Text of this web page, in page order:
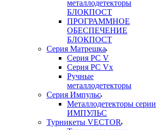
металлодетекторы
БЛОКПОСТ
ПРОГРАММНОЕ
ОБЕСПЕЧЕНИЕ
БЛОКПОСТ
Серия Матрешка
Серия PC V
Серия PC Vx
Ручные
металлодетекторы
Серия Импульс
Металлодетекторы серии
ИМПУЛЬС
Турникеты VECTOR